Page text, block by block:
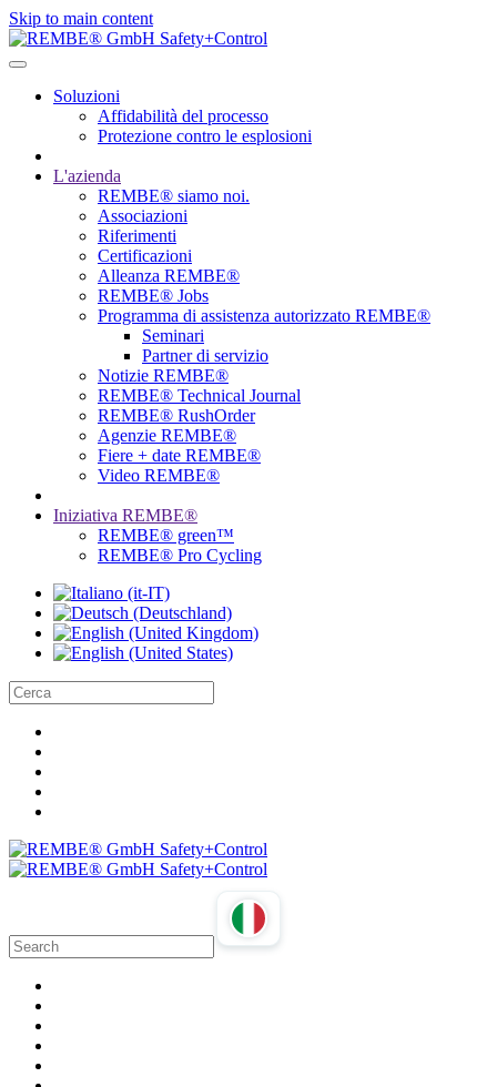
Skip to main content
Soluzioni
Affidabilità del processo
Protezione contro le esplosioni
L'azienda
REMBE® siamo noi.
Associazioni
Riferimenti
Certificazioni
Alleanza REMBE®
REMBE® Jobs
Programma di assistenza autorizzato REMBE®
Seminari
Partner di servizio
Notizie REMBE®
REMBE® Technical Journal
REMBE® RushOrder
Agenzie REMBE®
Fiere + date REMBE®
Video REMBE®
Iniziativa REMBE®
REMBE® green™
REMBE® Pro Cycling